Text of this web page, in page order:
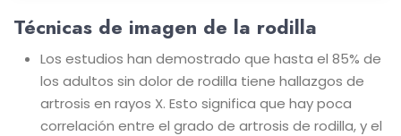
Técnicas de imagen de la rodilla
Los estudios han demostrado que hasta el 85% de
los adultos sin dolor de rodilla tiene hallazgos de
artrosis en rayos X. Esto significa que hay poca
correlación entre el grado de artrosis de rodilla, y el